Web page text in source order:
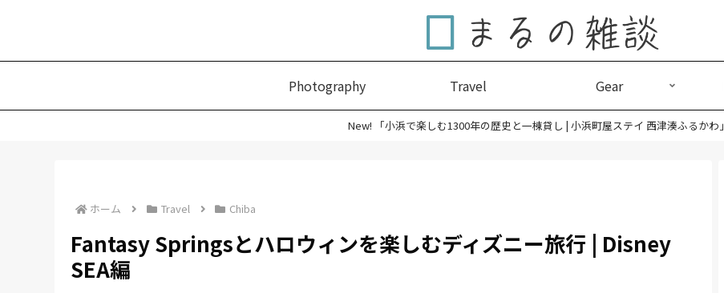
Photography Travel Gear
New! 「小浜で楽しむ1300年の歴史と一棟貸し | 小浜町屋ステイ 西津湊ふるかわ」
ホーム Travel Chiba
Fantasy Springsとハロウィンを楽しむディズニー旅行 | Disney
SEA編